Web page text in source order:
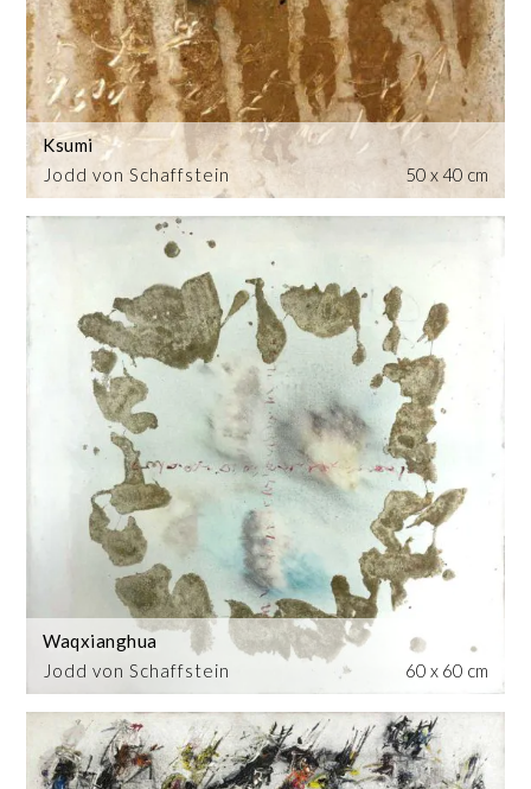
Jodd von Schaffstein
Ksumi
50 x 40 cm
Jodd von Schaffstein
Waqxianghua
60 x 60 cm